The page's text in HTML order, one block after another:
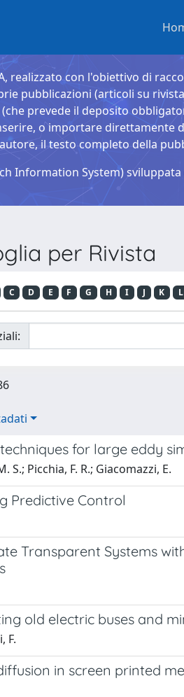
realizzato con l'obiettivo di
pubblicazioni (articoli su
prevede il deposito
o importare direttamente
il testo completo della
Information System) sviluppata
per Rivista
C D E F G H I J K L
for large eddy
S.; Picchia, F. R.; Giacomazzi, E.
Predictive Control
Transparent Systems
old electric buses and
F.
in screen printed